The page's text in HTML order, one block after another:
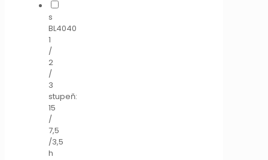
s
BL4040
1
/
2
/
3
stupeň:
15
/
7,5
/3,5
h